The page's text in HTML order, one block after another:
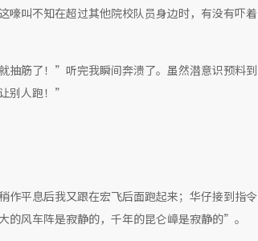
嚎叫不知在超过其他院校队员身边时，有没有吓着
抽筋了！”听完我瞬间奔溃了。虽然潜意识预料到
别人跑！”
作平息后我又跟在宏飞后面跑起来；华仔接到指令
风车阵是寂静的，千年的昆仑嶂是寂静的”。